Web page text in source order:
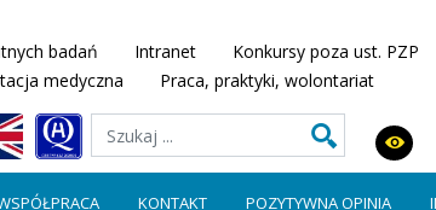
badań Intranet
Konkursy poza ust. PZP
medyczna Praca, praktyki, wolontariat
KONTAKT POZYTYWNA OPINIA